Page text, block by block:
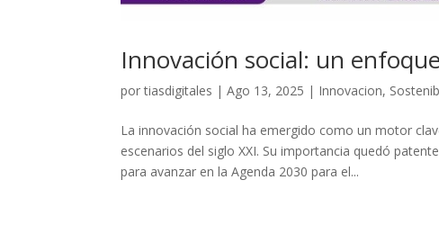
Innovación social: un
portiasdigitales |Ago 13, 2025 | Innovacion,
La innovación social ha emergido como un motor
escenarios del siglo XXI. Su importancia quedó
para avanzar en la Agenda 2030 para el...